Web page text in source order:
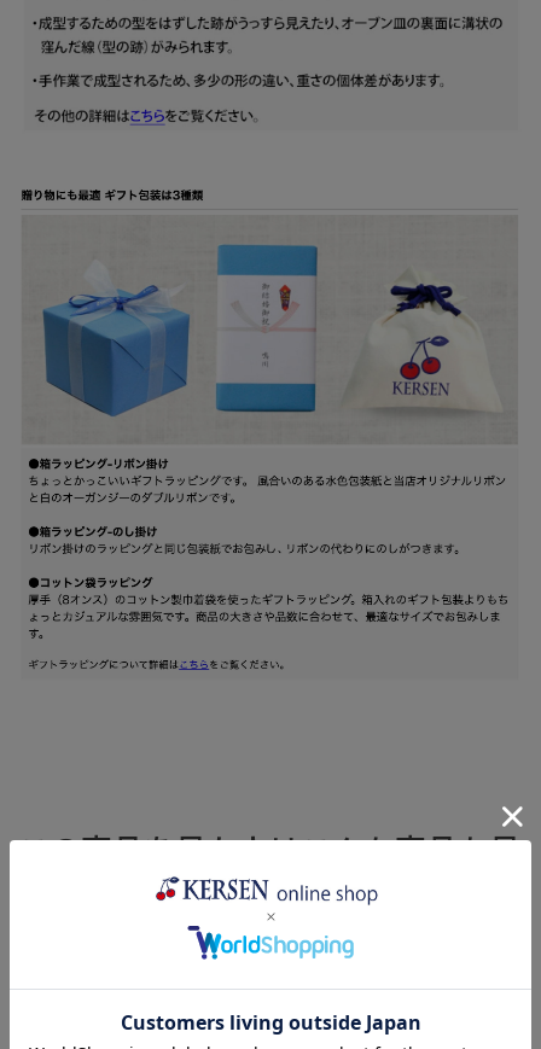
この商品を見た人はこんな商品も見